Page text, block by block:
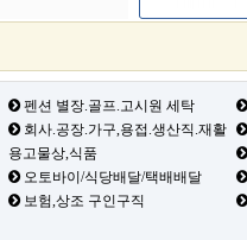
펜션 별장.골프.고시원 세탁
회사.공장.가구,용접.생산직.재활
용고물상,식품
오토바이/식당배달/택배배달
보험,상조 구인구직